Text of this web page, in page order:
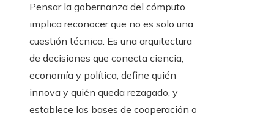
Pensar la gobernanza del cómputo
implica reconocer que no es solo una
cuestión técnica. Es una arquitectura
de decisiones que conecta ciencia,
economía y política, define quién
innova y quién queda rezagado, y
establece las bases de cooperación o